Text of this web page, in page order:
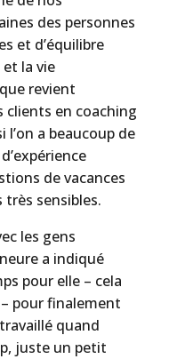
des personnes
et d’équilibre
la vie
revient
clients en coaching
l’on a beaucoup de
de vacances
sensibles.
les gens
a indiqué
pour elle – cela
pour finalement
quand
juste un petit